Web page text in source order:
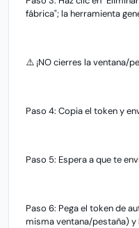
fábrica"; la herramienta
⚠️ ¡NO cierres la ventana/
Paso 4: Copia el token y
Paso 5: Espera a que te
Paso 6: Pega el token de
misma ventana/pestaña) y